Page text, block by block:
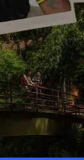
Síganos en